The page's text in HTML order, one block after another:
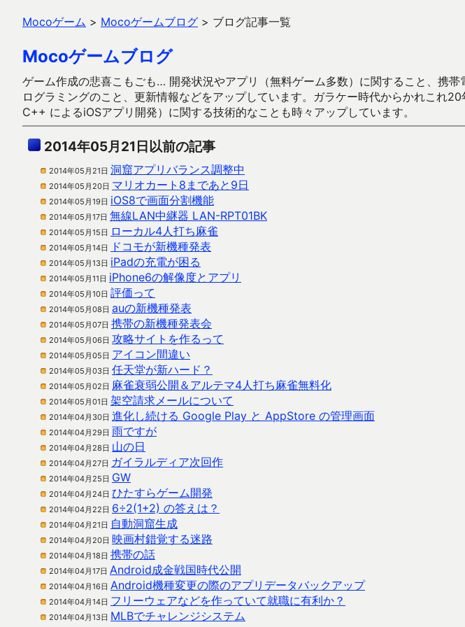
Mocoゲーム > Mocoゲームブログ > ブログ記事一覧
Mocoゲームブログ
ゲーム作成の悲喜こもごも… 開発状況やアプリ（無料ゲーム多数）に関すること、携
ログラミングのこと、更新情報などをアップしています。ガラケー時代からかれこ
C++ によるiOSアプリ開発）に関する技術的なことも時々アップしています。
2014年05月21日以前の記事
2014年05月21日 洞窟アプリバランス調整中
2014年05月20日 マリオカート8まであと9日
2014年05月19日 iOS8で画面分割機能
2014年05月17日 無線LAN中継器 LAN-RPT01BK
2014年05月15日 ローカル4人打ち麻雀
2014年05月14日 ドコモが新機種発表
2014年05月13日 iPadの充電が困る
2014年05月11日 iPhone6の解像度とアプリ
2014年05月10日 評価って
2014年05月08日 auの新機種発表
2014年05月07日 携帯の新機種発表会
2014年05月06日 攻略サイトを作るって
2014年05月05日 アイコン間違い
2014年05月03日 任天堂が新ハード？
2014年05月02日 麻雀衰弱公開＆アルテマ4人打ち麻雀無料化
2014年05月01日 架空請求メールについて
2014年04月30日 進化し続ける Google Play と AppStore の管理画面
2014年04月29日 雨ですが
2014年04月28日 山の日
2014年04月27日 ガイラルディア次回作
2014年04月25日 GW
2014年04月24日 ひたすらゲーム開発
2014年04月22日 6÷2(1+2) の答えは？
2014年04月21日 自動洞窟生成
2014年04月20日 映画村錯覚する迷路
2014年04月18日 携帯の話
2014年04月17日 Android成金戦国時代公開
2014年04月16日 Android機種変更の際のアプリデータバックアップ
2014年04月14日 フリーウェアなどを作っていて就職に有利か？
2014年04月13日 MLBでチャレンジシステム